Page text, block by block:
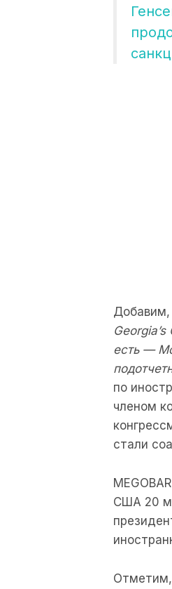
Добавим,
есть —
по
членом
стали
США 20
Отметим,